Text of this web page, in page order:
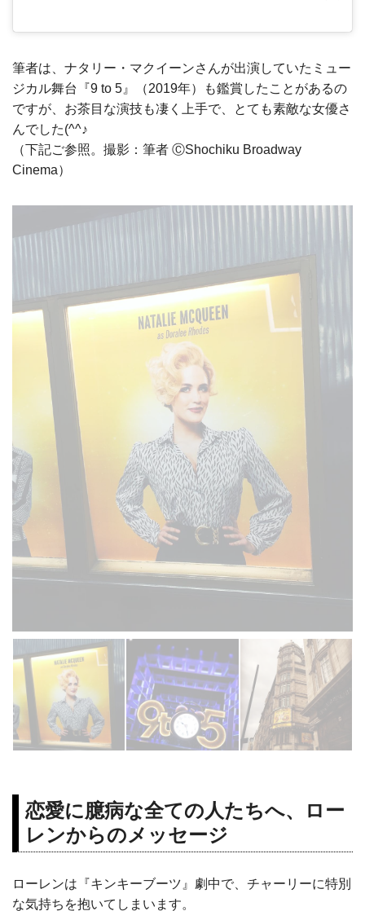
筆者は、ナタリー・マクイーンさんが出演していたミュー
ジカル舞台『9 to 5』（2019年）も鑑賞したことがあるの
ですが、お茶目な演技も凄く上手で、とても素敵な女優さ
んでした(^^♪
（下記ご参照。撮影：筆者 ⒸShochiku Broadway
Cinema）
恋愛に臆病な全ての人たちへ、ロー
レンからのメッセージ
ローレンは『キンキーブーツ』劇中で、チャーリーに特別
な気持ちを抱いてしまいます。